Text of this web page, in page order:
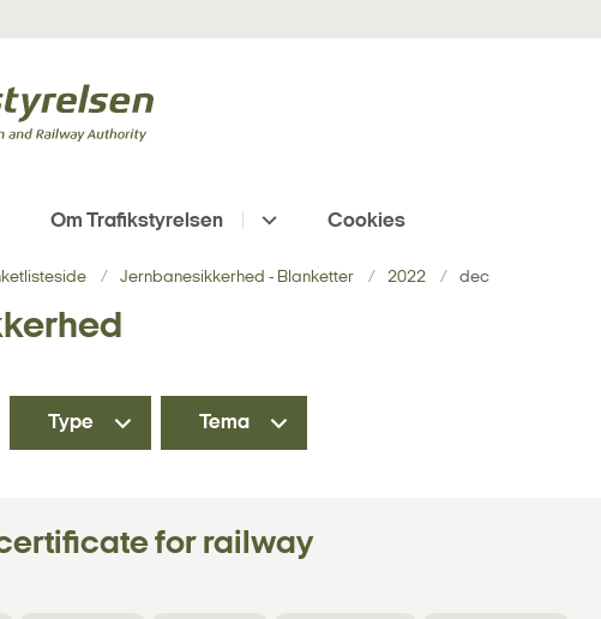
Om Trafikstyrelsen Cookies
Jernbanesikkerhed - Blanketter 2022 dec
Type Tema
for railway